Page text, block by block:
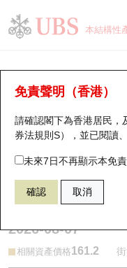
本結構性
免責聲明（香港）
請確認閣下為香港居民，
券法規則S），並已閱讀
未來7日不再顯示本免責
確認 取消
牛熊證分析儀
表現 街貨統計 比較
67762 瑞銀牛
2026-08-07
相關資產價格161.2
瑞銀認股證一覽
新發行瑞銀認股證
即將到期認股證
認股證到期結算價查詢
認股證分析儀
街貨統計
比較
牛熊全景快搜
牛熊證搜尋
牛熊證街貨分佈圖
正股牛熊證列表
新發行瑞銀牛熊證
街貨統計
比較
十大升幅/跌幅
十大認股證成交分佈
十天股證佔大市成交
資金流
街貨統計
正股分析儀
二十大活躍股份
恒指成份股
國指成份股
科指成份股
持股比重
顯示所有持股比重
每月輪證大市專題
輪證專欄
講座及教育短片
認股證投資者教育
牛熊證投資者教育